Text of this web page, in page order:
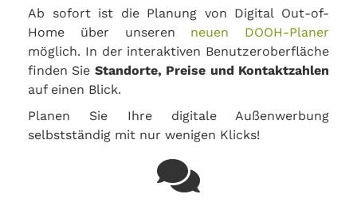
Ab sofort ist die Planung von Digital Out-of-
Home über unseren neuen DOOH-Planer
möglich. In der interaktiven Benutzeroberfläche
finden Sie Standorte, Preise und Kontaktzahlen
auf einen Blick.
Planen Sie Ihre digitale Außenwerbung
selbstständig mit nur wenigen Klicks!